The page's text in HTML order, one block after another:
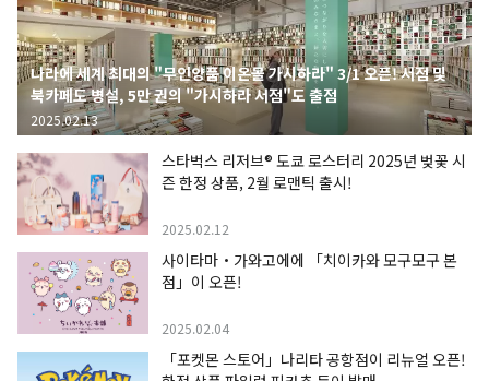
나라에 세계 최대의 "무인양품 이온몰 가시하라" 3/1 오픈! 서점 및
북카페도 병설, 5만 권의 "가시하라 서점"도 출점
2025.02.13
스타벅스 리저브® 도쿄 로스터리 2025년 벚꽃 시
즌 한정 상품, 2월 로맨틱 출시!
2025.02.12
사이타마・가와고에에 「치이카와 모구모구 본
점」이 오픈!
2025.02.04
「포켓몬 스토어」나리타 공항점이 리뉴얼 오픈!